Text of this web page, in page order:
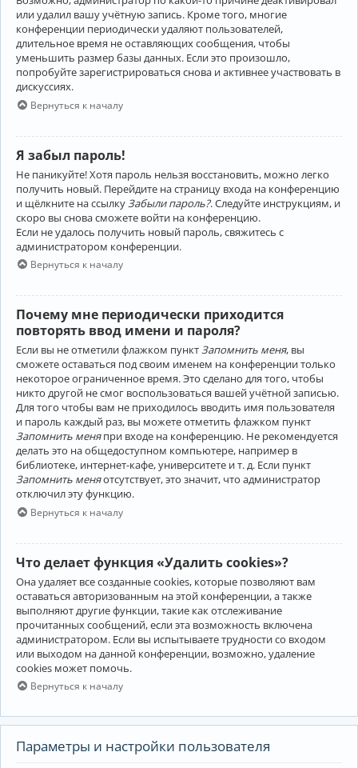
или удалил вашу учётную запись. Кроме того, многие
конференции периодически удаляют пользователей,
длительное время не оставляющих сообщения, чтобы
уменьшить размер базы данных. Если это произошло,
попробуйте зарегистрироваться снова и активнее участвовать в
дискуссиях.
Вернуться к началу
Я забыл пароль!
Не паникуйте! Хотя пароль нельзя восстановить, можно легко
получить новый. Перейдите на страницу входа на конференцию
и щёлкните на ссылку Забыли пароль?. Следуйте инструкциям, и
скоро вы снова сможете войти на конференцию.
Если не удалось получить новый пароль, свяжитесь с
администратором конференции.
Вернуться к началу
Почему мне периодически приходится
повторять ввод имени и пароля?
Если вы не отметили флажком пунктЗапомнить меня, вы
сможете оставаться под своим именем на конференции только
некоторое ограниченное время. Это сделано для того, чтобы
никто другой не смог воспользоваться вашей учётной записью.
Для того чтобы вам не приходилось вводить имя пользователя
и пароль каждый раз, вы можете отметить флажком пункт
Запомнить меняпри входе на конференцию. Не рекомендуется
делать это на общедоступном компьютере, например в
библиотеке, интернет-кафе, университете и т. д. Если пункт
Запомнить меняотсутствует, это значит, что администратор
отключил эту функцию.
Вернуться к началу
Что делает функция «Удалить cookies»?
Она удаляет все созданные cookies, которые позволяют вам
оставаться авторизованным на этой конференции, а также
выполняют другие функции, такие как отслеживание
прочитанных сообщений, если эта возможность включена
администратором. Если вы испытываете трудности со входом
или выходом на данной конференции, возможно, удаление
cookies может помочь.
Вернуться к началу
Параметры и настройки пользователя